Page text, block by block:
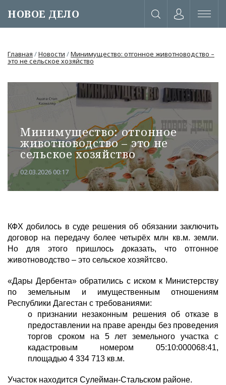
НОВОЕ ДЕЛО
Главная /Новости /Минимущество: отгонное животноводство –
это не сельское хозяйство
Минимущество: отгонное
животноводство – это не
сельское хозяйство
02.03.2026 00:17
КФХ добилось в суде решения об обязании заключить
договор на передачу более четырёх млн кв.м. земли.
Но для этого пришлось доказать, что отгонное
животноводство – это сельское хозяйтсво.
«Дары Дербента» обратились с иском к Министерству
по земельным и имущественным отношениям
Республики Дагестан с требованиями:
о признании незаконным решения об отказе в
предоставлении на праве аренды без проведения
торгов сроком на 5 лет земельного участка с
кадастровым номером 05:10:000068:41,
площадью 4 334 713 кв.м.
Участок находится Сулейман-Стальском районе.